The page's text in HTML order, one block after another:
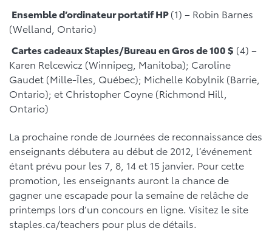
Ensemble d’ordinateur portatif HP(1) – Robin Barnes
(Welland, Ontario)
Cartes cadeaux Staples/Bureau en Gros de 100 $ (4) –
Karen Relcewicz (Winnipeg, Manitoba); Caroline
Gaudet (Mille-Îles, Québec); Michelle Kobylnik (Barrie,
Ontario); et Christopher Coyne (Richmond Hill,
Ontario)
La prochaine ronde de Journées de reconnaissance des
enseignants débutera au début de 2012, l’événement
étant prévu pour les 7, 8, 14 et 15 janvier. Pour cette
promotion, les enseignants auront la chance de
gagner une escapade pour la semaine de relâche de
printemps lors d’un concours en ligne. Visitez le site
staples.ca/teachers pour plus de détails.